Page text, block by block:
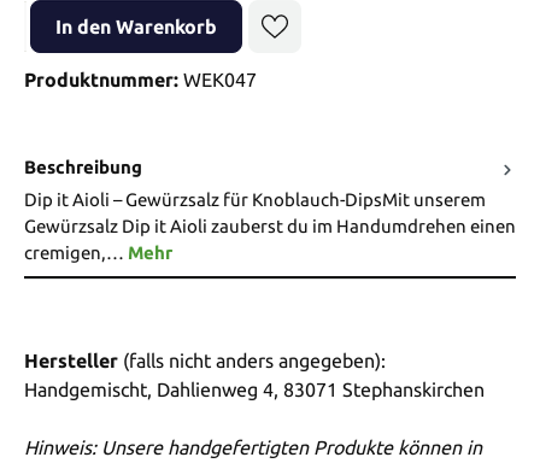
Produkt Anzahl: Gib den gewünschten Wert ein oder benutze die
In den Warenkorb
Produktnummer: WEK047
Beschreibung
Dip it Aioli – Gewürzsalz für Knoblauch-DipsMit unserem
Gewürzsalz Dip it Aioli zauberst du im Handumdrehen einen
cremigen,… Mehr
Hersteller (falls nicht anders angegeben):
Handgemischt, Dahlienweg 4, 83071 Stephanskirchen
Hinweis: Unsere handgefertigten Produkte können in